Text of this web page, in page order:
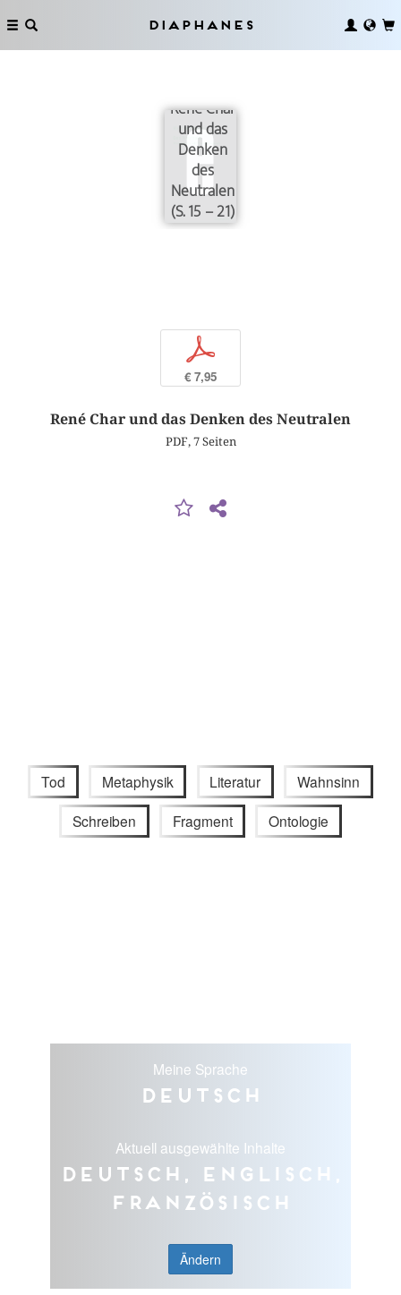
Diaphanes
René Char
und das
Denken
des
Neutralen
(S. 15 – 21)
p
€ 7,95
René Char und das Denken des Neutralen
PDF, 7 Seiten
Tod Metaphysik Literatur Wahnsinn
Schreiben Fragment Ontologie
Meine Sprache
Deutsch
Aktuell ausgewählte Inhalte
Deutsch, Englisch,
Französisch
Ändern